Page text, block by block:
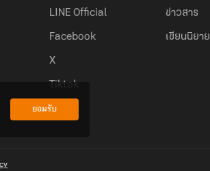
LINE Official
Facebook
X
Tiktok
ข่าวสาร
เขียนนิยาย
ยอมรับ